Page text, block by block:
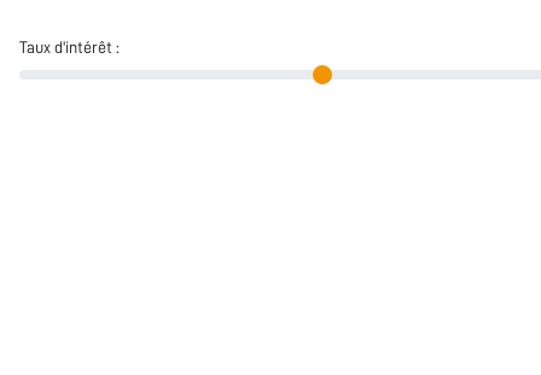
Taux d'intérêt :